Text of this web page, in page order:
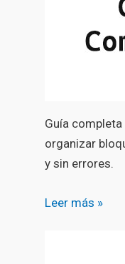
Guía completa
organizar
y sin errores.
Leer más »